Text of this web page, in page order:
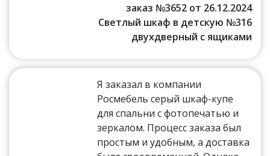
заказ №3652 от 26.12.2024
Светлый шкаф в детскую №316
двухдверный с ящиками
Я заказал в компании
Росмебель серый шкаф-купе
для спальни с фотопечатью и
зеркалом. Процесс заказа был
простым и удобным, а доставка